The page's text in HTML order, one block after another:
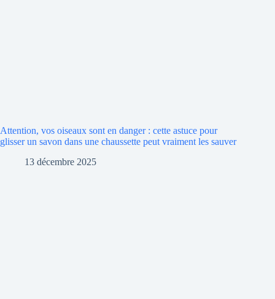
Attention, vos oiseaux sont en danger : cette astuce pour
glisser un savon dans une chaussette peut vraiment les sauver
13 décembre 2025